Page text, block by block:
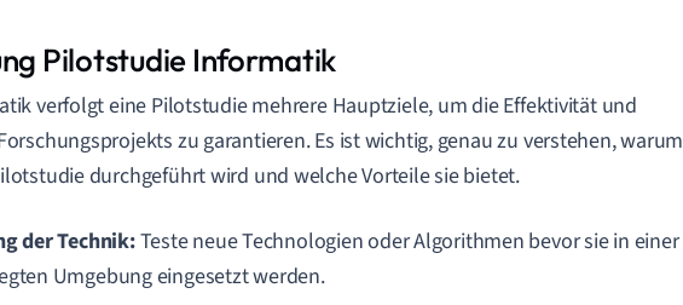
Pilotstudie Informatik
verfolgt eine Pilotstudie mehrere Hauptziele, um die Effektivität und
zu garantieren. Es ist wichtig, genau zu verstehen, warum
durchgeführt wird und welche Vorteile sie bietet.
der Technik:Teste neue Technologien oder Algorithmen bevor sie in einer
Umgebung eingesetzt werden.